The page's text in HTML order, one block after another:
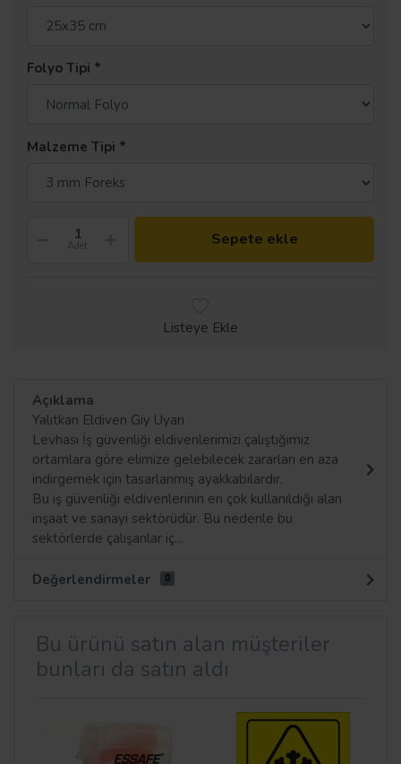
Folyo Tipi
Malzeme Tipi
Adet Sepete ekle
Listeye Ekle
Açıklama
Yalıtkan Eldiven Giy Uyarı
Levhası İş güvenliği eldivenlerimizi çalıştığımız
ortamlara göre elimize gelebilecek zararları en aza
indirgemek için tasarlanmış ayakkabılardır.
Bu iş güvenliği eldivenlerinin en çok kullanıldığı alan
inşaat ve sanayi sektörüdür. Bu nedenle bu
sektörlerde çalışanlar iç...
Değerlendirmeler 0
Bu ürünü satın alan müşteriler
bunları da satın aldı